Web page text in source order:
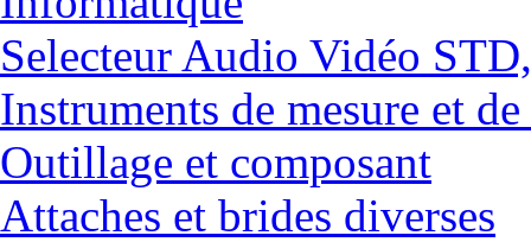
Selecteur Audio Vidéo
Instruments de mesure et
Outillage et composant
Attaches et brides diverses